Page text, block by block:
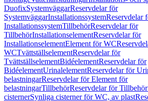
DuofixSystemväggarReservdelar för
SystemväggarInstallationssystemReservdelar
InstallationssystemTillbehörReservdelar för
TillbehörInstallationselementReservdelar för
InstallationselementElement för WC
WCTvättställselementReservdelar för
TvättställselementBidéelementReservdelar för
BidéelementUrinalelementReservdelar för
belastningarReservdelar för Element för
belastningarTillbehörReservdelar för Tillbehör
cisternerSynliga cisterner för WC, av plast